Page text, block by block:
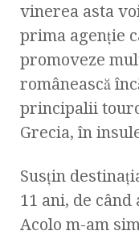
vinerea asta
prima agenţie
promoveze
românească
principalii
Grecia, în
Susţin
11 ani, de când
Acolo m-am